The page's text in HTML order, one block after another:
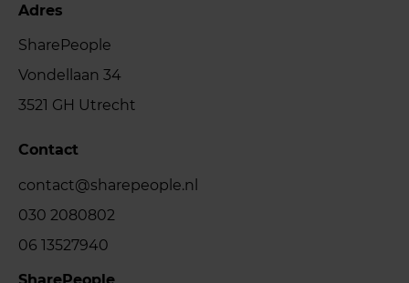
Adres
SharePeople
Vondellaan 34
3521 GH Utrecht
Contact
contact@sharepeople.nl
030 2080802
06 13527940